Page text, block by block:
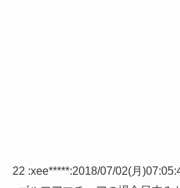
22 :xee*****:2018/07/02(月